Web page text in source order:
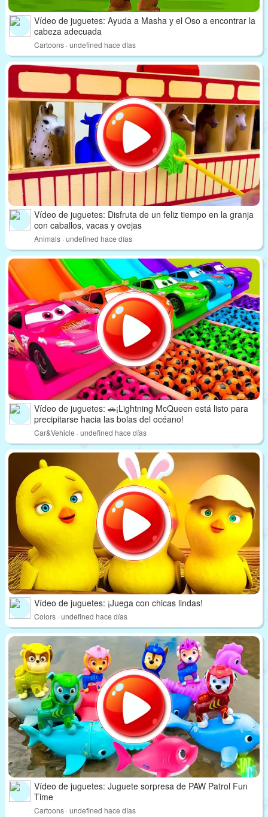
Vídeo de juguetes: Ayuda a Masha y el Oso a encontrar la
cabeza adecuada
Cartoons · undefined hace días
Vídeo de juguetes: Disfruta de un feliz tiempo en la granja
con caballos, vacas y ovejas
Animals · undefined hace días
Vídeo de juguetes: 🚗¡Lightning McQueen está listo para
precipitarse hacia las bolas del océano!
Car&Vehicle · undefined hace días
Vídeo de juguetes: ¡Juega con chicas lindas!
Colors · undefined hace días
Vídeo de juguetes: Juguete sorpresa de PAW Patrol Fun
Time
Cartoons · undefined hace días